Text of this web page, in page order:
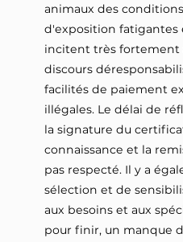
animaux des
d'exposition fatigantes
incitent très fortement
discours
facilités de paiement
illégales. Le délai de
la signature du
connaissance et la
pas respecté. Il y a
sélection et de
aux besoins et aux
pour finir, un manque